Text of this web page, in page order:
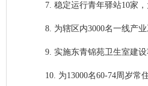
7. 稳定运行青年驿站10家
8. 为辖区内3000名一线产
9. 实施东青锦苑卫生室建设
10. 为13000名60-74周岁常